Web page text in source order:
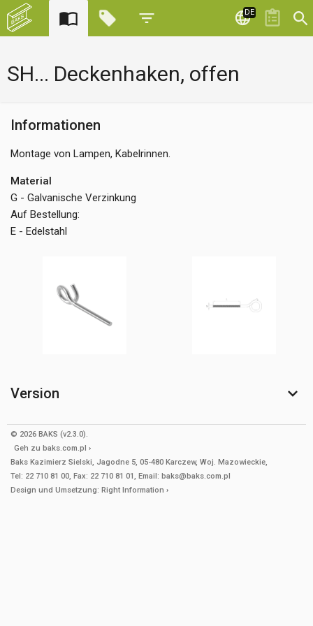
DE
SH... Deckenhaken, offen
Informationen
Montage von Lampen, Kabelrinnen.
Material
G - Galvanische Verzinkung
Auf Bestellung:
E - Edelstahl
Version
© 2026 BAKS (v2.3.0).
Geh zu baks.com.pl
Baks Kazimierz Sielski, Jagodne 5, 05-480 Karczew, Woj. Mazowieckie,
Tel: 22 710 81 00, Fax: 22 710 81 01, Email: baks@baks.com.pl
Design und Umsetzung: Right Information